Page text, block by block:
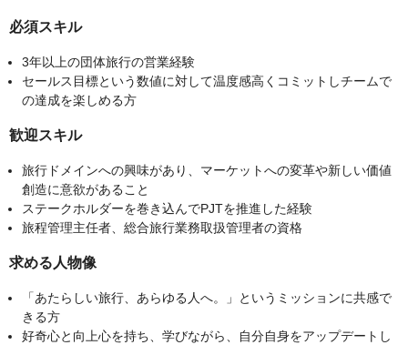
必須スキル
3年以上の団体旅行の営業経験
セールス目標という数値に対して温度感高くコミットしチームで
の達成を楽しめる方
歓迎スキル
旅行ドメインへの興味があり、マーケットへの変革や新しい価値
創造に意欲があること
ステークホルダーを巻き込んでPJTを推進した経験
旅程管理主任者、総合旅行業務取扱管理者の資格
求める人物像
「あたらしい旅行、あらゆる人へ。」というミッションに共感で
きる方
好奇心と向上心を持ち、学びながら、自分自身をアップデートし